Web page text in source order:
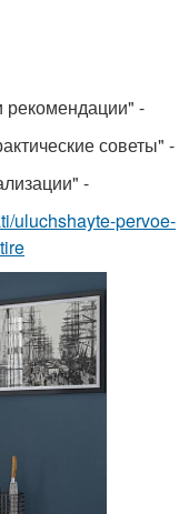
рекомендации" -
советы" -
-
uluchshayte-pervoe-